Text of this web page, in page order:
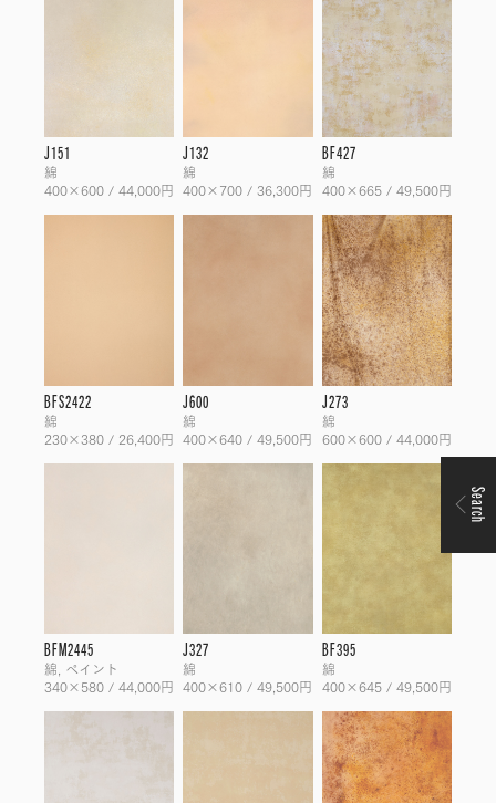
J151
綿
400×600 / 44,000円
J132
綿
400×700 / 36,300円
BF427
綿
400×665 / 49,500円
BFS2422
綿
230×380 / 26,400円
J600
綿
400×640 / 49,500円
J273
綿
600×600 / 44,000円
BFM2445
綿, ペイント
340×580 / 44,000円
J327
綿
400×610 / 49,500円
BF395
綿
400×645 / 49,500円
Search